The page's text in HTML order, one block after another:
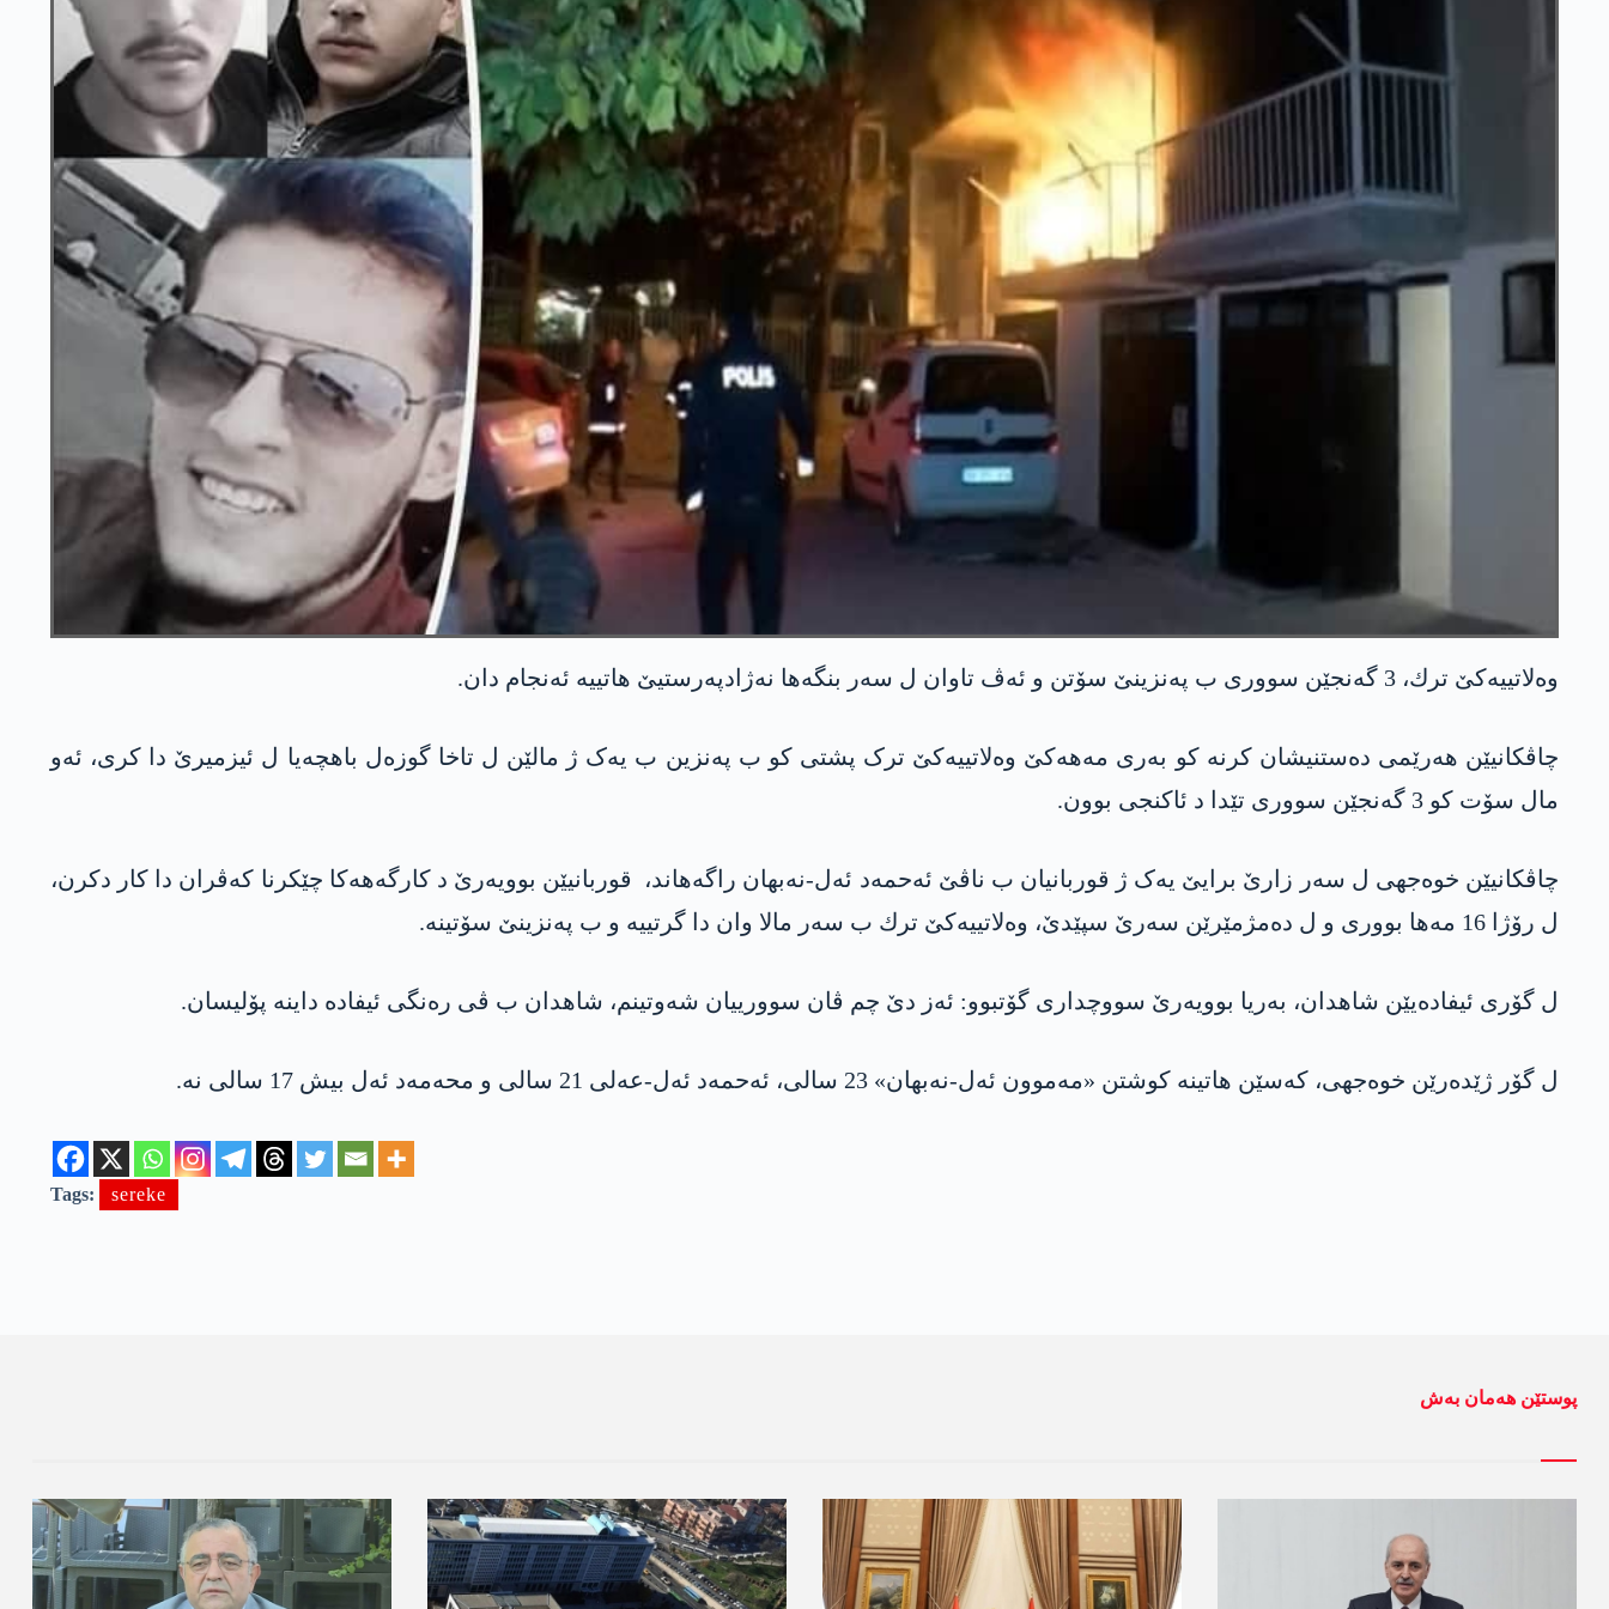
وه‌لاتییه‌كێ ترك، 3 گه‌نجێن سووری ب په‌نزینێ سۆتن و ئه‌ڤ تاوان ل سه‌ر بنگه‌ها نه‌ژادپه‌رستیێ هاتییه‌ ئه‌نجام دان.
چاڤکانیێن ھەرێمی دەستنیشان کرنه‌ كو به‌ری مه‌هه‌كێ وەلاتییەکێ ترک پشتی کو ب پەنزین ب یەک ژ مالێن ل تاخا گوزەل باھچەیا ل ئیزمیرێ دا كری، ئه‌و
مال سۆت كو 3 گه‌نجێن سووری تێدا د ئاكنجی بوون.
چاڤکانیێن خوەجھی ل سەر زارێ برایێ یەک ژ قوربانیان ب ناڤێ ئەحمەد ئەل-نەبھان راگەھاند، قوربانیێن بوویەرێ د کارگەھەکا چێکرنا کەڤران دا کار دکرن،
ل رۆژا 16 مه‌ها بووری و ل ده‌مژمێرێن سه‌رێ سپێدێ، وه‌لاتییه‌كێ ترك ب سه‌ر مالا وان دا گرتییه‌ و ب په‌نزینێ سۆتینه‌.
ل گۆری ئیفادەیێن شاھدان، بەریا بوویەرێ سووچداری گۆتبوو: ئه‌ز دێ چم ڤان سوورییان شه‌وتینم، شاهدان ب ڤی ره‌نگی ئیفاده‌ داینه‌ پۆلیسان.
ل گۆر ژێدەرێن خوەجھی، کەسێن ھاتینە کوشتن «مەموون ئەل-نەبھان» 23 سالی، ئەحمەد ئەل-عەلی 21 سالی و محەمەد ئەل بیش 17 سالی نە.
Tags: sereke
پوستێن ھەمان بەش